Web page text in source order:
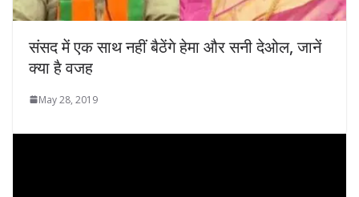
संसद में एक साथ नहीं बैठेंगे हेमा और सनी देओल, जानें
क्या है वजह
May 28, 2019